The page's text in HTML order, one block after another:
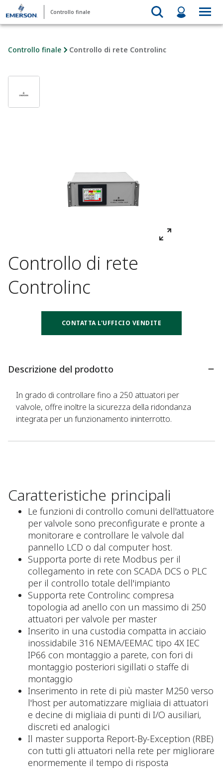
Controllo finale
Controllo finale Controllo di rete Controlinc
Controllo di rete
Controlinc
CONTATTA L'UFFICIO VENDITE
Descrizione del prodotto
In grado di controllare fino a 250 attuatori per
valvole, offre inoltre la sicurezza della ridondanza
integrata per un funzionamento ininterrotto.
Caratteristiche principali
Le funzioni di controllo comuni dell'attuatore
per valvole sono preconfigurate e pronte a
monitorare e controllare le valvole dal
pannello LCD o dal computer host.
Supporta porte di rete Modbus per il
collegamento in rete con SCADA DCS o PLC
per il controllo totale dell'impianto
Supporta rete Controlinc compresa
topologia ad anello con un massimo di 250
attuatori per valvole per master
Inserito in una custodia compatta in acciaio
inossidabile 316 NEMA/EEMAC tipo 4X IEC
IP66 con montaggio a parete, con fori di
montaggio posteriori sigillati o staffe di
montaggio
Inserimento in rete di più master M250 verso
l'host per automatizzare migliaia di attuatori
e decine di migliaia di punti di I/O ausiliari,
discreti ed analogici
Il master supporta Report-By-Exception (RBE)
con tutti gli attuatori nella rete per migliorare
enormemente il tempo di risposta